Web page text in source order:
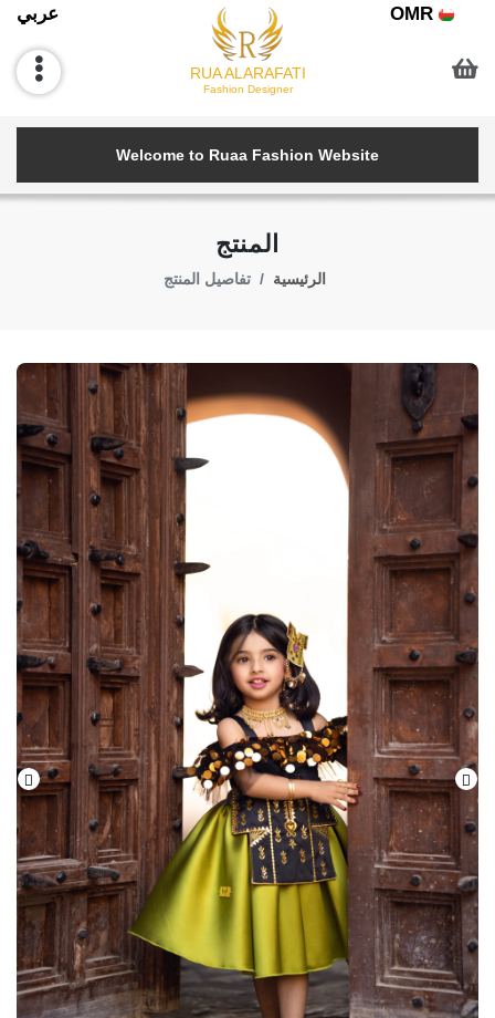
عربي
RUA ALARAFATI
Fashion Designer
Welcome to Ruaa Fashion Website
المنتج
الرئيسية تفاصيل المنتج